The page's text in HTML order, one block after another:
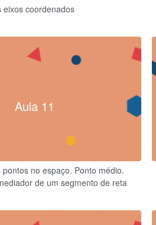
eixos coordenados
Aula 11
no espaço. Ponto médio.
de um segmento de reta